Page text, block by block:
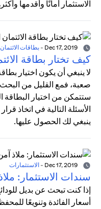
الاستثمار أمانًا وأقدمها
- بطاقات الائتمان
كيف تختار بطاقة
لا ينبغي أن يكون اختيار
صعبة، فمع القليل من البحث
ستتمكن من اختيار
الأسئلة التالية في اتخاذ
ينبغي لك الحصول عليها.
- الاستثمارات
سندات الاستثمار:
إذا كنت تبحث عن بديل
أسعار الفائدة وتنويعًا